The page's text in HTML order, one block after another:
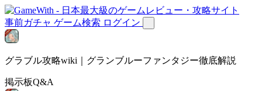
事前ガチャ ゲーム検索 ログイン
グラブル攻略wiki｜グランブルーファンタジー徹底解説
掲示板Q&A